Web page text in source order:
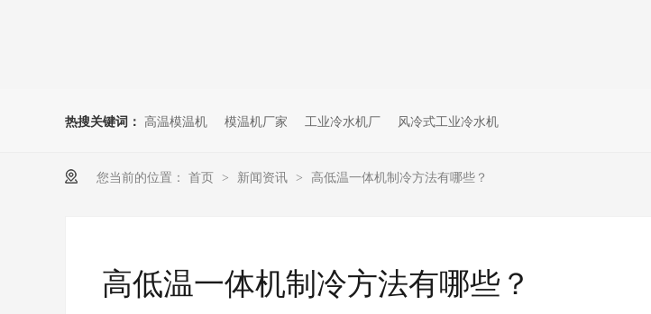
热搜关键词： 高温模温机 模温机厂家 工业冷水机厂 风冷式工业冷水机
您当前的位置： 首页 > 新闻资讯 > 高低温一体机制冷方法有哪些？
高低温一体机制冷方法有哪些？